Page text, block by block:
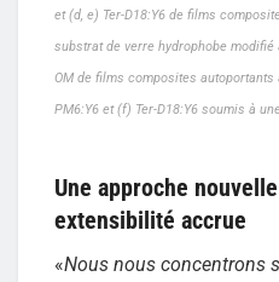
et (d, e) Ter-D18:Y6 de films
substrat de verre hydrophobe
OM de films composites
PM6:Y6 et (f) Ter-D18:Y6 soumis à
Une approche
extensibilité accrue
«Nous nous concentrons